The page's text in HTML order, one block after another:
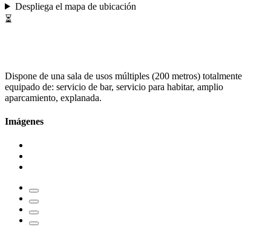
Despliega el mapa de ubicación
⏳
Dispone de una sala de usos múltiples (200 metros) totalmente
equipado de: servicio de bar, servicio para habitar, amplio
aparcamiento, explanada.
Imágenes